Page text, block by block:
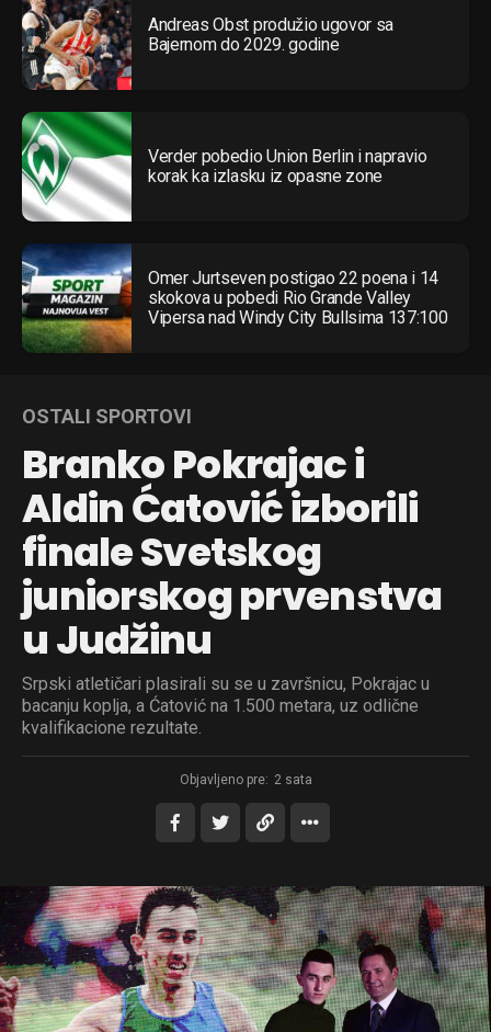
Andreas Obst produžio ugovor sa
Bajernom do 2029. godine
Verder pobedio Union Berlin i napravio
korak ka izlasku iz opasne zone
Omer Jurtseven postigao 22 poena i 14
skokova u pobedi Rio Grande Valley
Vipersa nad Windy City Bullsima 137:100
OSTALI SPORTOVI
Branko Pokrajac i
Aldin Ćatović izborili
finale Svetskog
juniorskog prvenstva
u Judžinu
Srpski atletičari plasirali su se u završnicu, Pokrajac u
bacanju koplja, a Ćatović na 1.500 metara, uz odlične
kvalifikacione rezultate.
Objavljeno pre: 2 sata